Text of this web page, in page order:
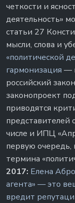
четкости и
деятельность»
статьи 27
мысли, слова и
«политической
гармонизация —
российский
законопроект
приводятся
представителей
числе и ИПЦ
первую очередь,
термина
2017: Елена
агента» — это
вредит